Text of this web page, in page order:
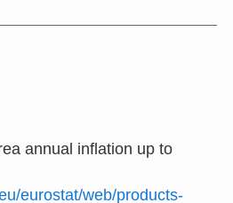
annual inflation up to
eurostat/web/products-